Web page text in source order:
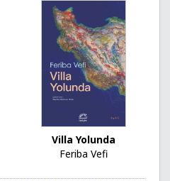
Villa Yolunda
Feriba Vefi